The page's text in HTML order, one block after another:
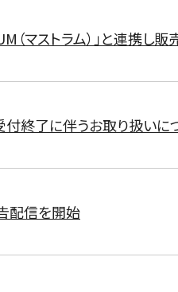
（マストラム）」と連携し
終了に伴うお取り扱いに
配信を開始